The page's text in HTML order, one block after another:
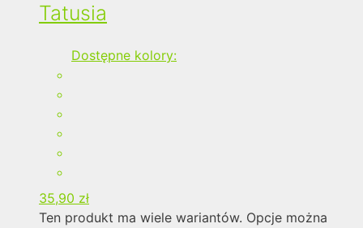
Tatusia
Dostępne kolory:
35,90 zł
Ten produkt ma wiele wariantów. Opcje można